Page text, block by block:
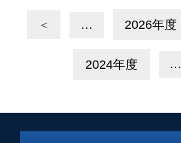
＜ … 2026年度
2024年度 …